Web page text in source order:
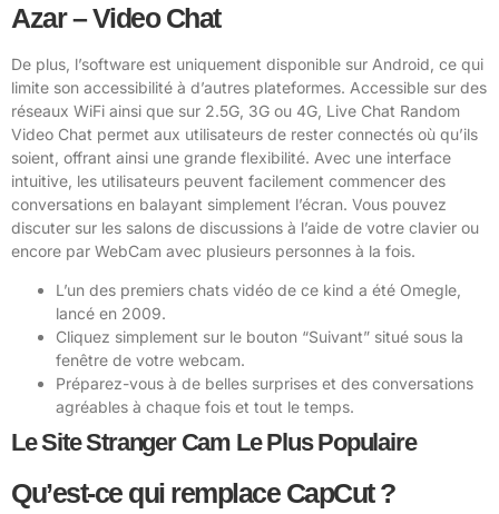
Azar – Video Chat
De plus, l’software est uniquement disponible sur Android, ce qui
limite son accessibilité à d’autres plateformes. Accessible sur des
réseaux WiFi ainsi que sur 2.5G, 3G ou 4G, Live Chat Random
Video Chat permet aux utilisateurs de rester connectés où qu’ils
soient, offrant ainsi une grande flexibilité. Avec une interface
intuitive, les utilisateurs peuvent facilement commencer des
conversations en balayant simplement l’écran. Vous pouvez
discuter sur les salons de discussions à l’aide de votre clavier ou
encore par WebCam avec plusieurs personnes à la fois.
L’un des premiers chats vidéo de ce kind a été Omegle,
lancé en 2009.
Cliquez simplement sur le bouton “Suivant” situé sous la
fenêtre de votre webcam.
Préparez-vous à de belles surprises et des conversations
agréables à chaque fois et tout le temps.
Le Site Stranger Cam Le Plus Populaire
Qu’est-ce qui remplace CapCut ?